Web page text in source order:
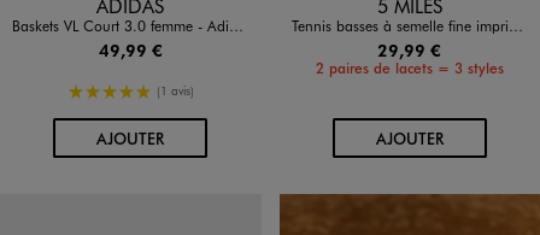
ADIDAS
Baskets VL Court 3.0 femme - Adidas
49,99 €
5/5 de moyenne
(1 avis)
AJOUTERAU PANIER
5 MILES
Tennis basses à semelle fine imprimé vache femme - 5 Miles
29,99 €
2 paires de lacets = 3 styles
AJOUTERAU PANIER